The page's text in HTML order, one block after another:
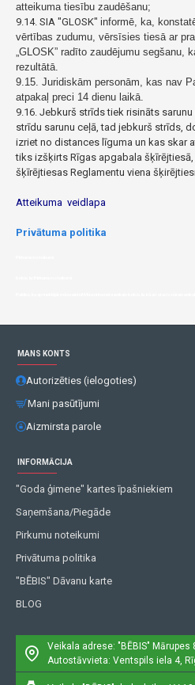
atteikuma tiesību zaudēšanu;
9.14. SIA "GLOSK" informē, ka,
vērtības zudumu, vērsīsies tiesā ar
„GLOSK” radīto zaudējumu segšanu,
rezultātā.
9.15. Juridiskām personām, kas nav
atpakaļ preci 14 dienu laikā.
9.16. Jebkurš strīds tiek risināts
strīdu sarunu ceļā, tad jebkurš strīds,
izriet no distances līguma un kas skar
tiks izšķirts Rīgas apgabala
šķīrējtiesas Reglamentu viena
Atteikuma veidlapa
Privātuma politika
MANS KONTS
Autorizēties (ielogoties)
Mani pasūtījumi
Aizmirsta parole
INFORMĀCIJA
"Goda ģimene" kartes īpašniekiem
Saņemšana/Piegāde
Pirkumu noteikumi
Privātuma politika
"BĒBIS" Dāvanu karte
BLOG
Veikala adrese: "BĒBIS" Mārupes
Autostāvvieta: Ventspils iela 4,